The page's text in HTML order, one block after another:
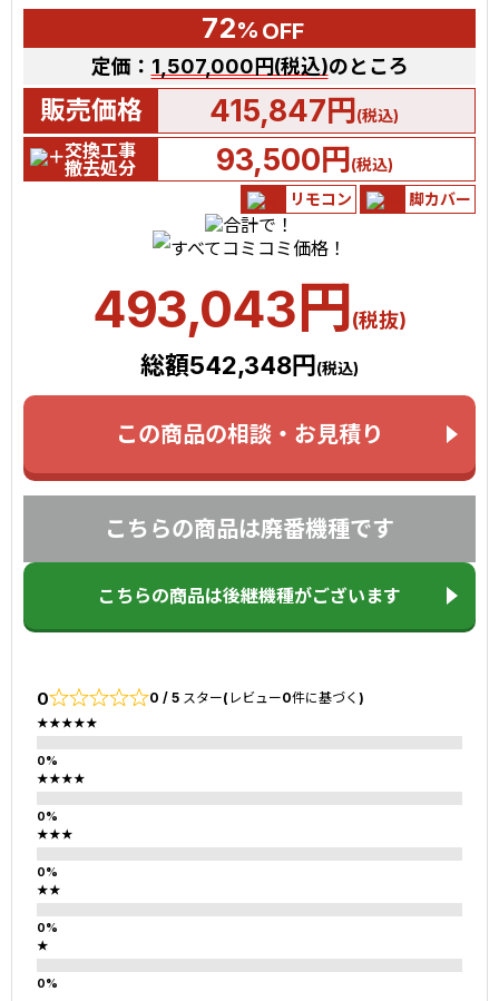
72% OFF
定価： 1,507,000円(税込)のところ
販売価格 415,847円(税込)
交換工事
撤去処分
93,500円(税込)
リモコン
脚カバー
493,043 円(税抜)
総額542,348円(税込)
この商品の相談・お見積り
こちらの商品は廃番機種です
こちらの商品は後継機種がございます
0 0 / 5 スター(レビュー0件に基づく)
★★★★★
★★★★
★★★
★★
★